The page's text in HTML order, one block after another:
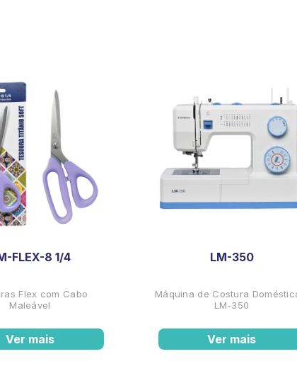
FLEX-8 1/4
Flex com Cabo
Maleável
Ver mais
LM-350
Máquina de Costura
LM-350
Ver mais